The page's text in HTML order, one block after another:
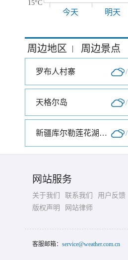
15°C
今天 明天
周边地区 | 周边景点
罗布人村寨 /
天格尔岛 /
新疆库尔勒莲花湖旅游区 /
网站服务
关于我们 联系我们
用户反馈
版权声明
网站律师
客服邮箱： service@weather.com.cn